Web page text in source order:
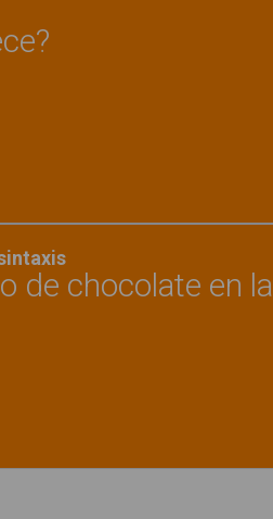
de chocolate en la